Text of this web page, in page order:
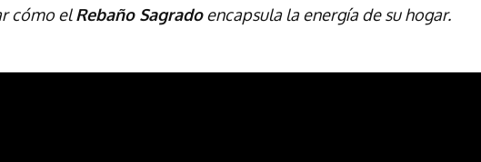
cómo elRebaño Sagradoencapsula la energía de su hogar.